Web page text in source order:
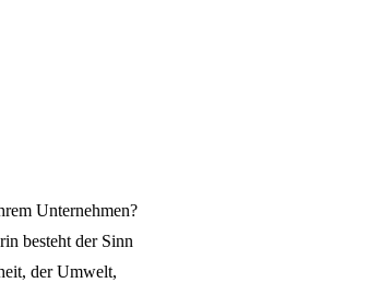
Unternehmen?
besteht der Sinn
der Umwelt,